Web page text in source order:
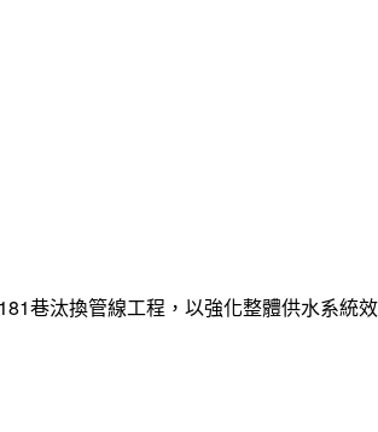
巷汰換管線工程，以強化整體供水系統